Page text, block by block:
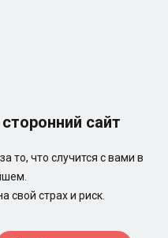
сайт
то, что случится с вами в
свой страх и риск.